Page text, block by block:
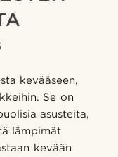
kevääseen,
Se on
asusteita,
lämpimät
kevään